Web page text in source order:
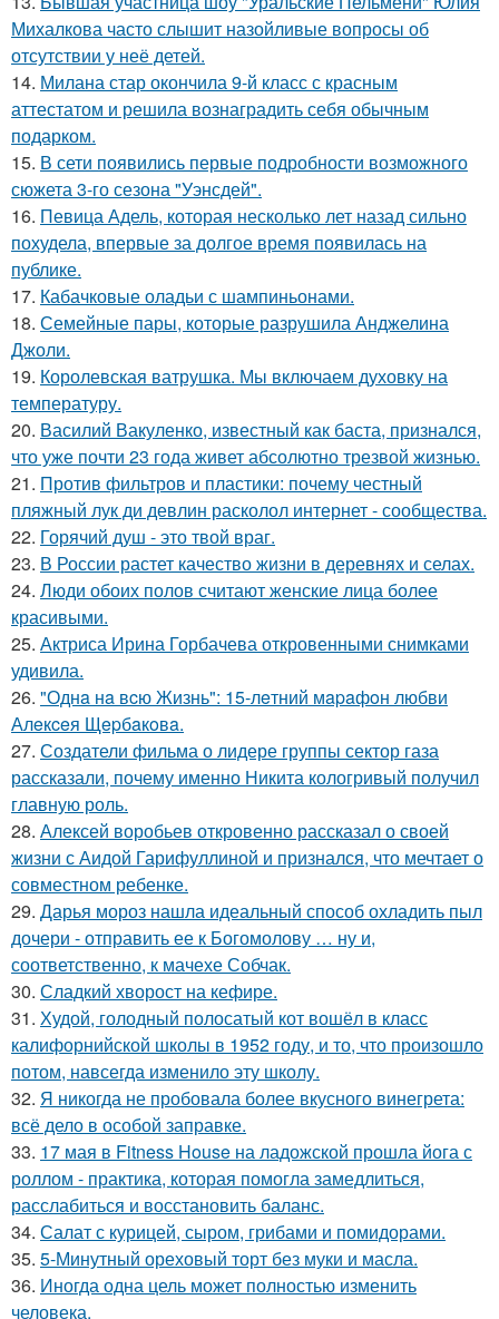
Михалкова часто слышит назойливые вопросы об
отсутствии у неё детей.
14. Милана стар окончила 9-й класс с красным
аттестатом и решила вознаградить себя обычным
подарком.
15. В сети появились первые подробности возможного
сюжета 3-го сезона "Уэнсдей".
16. Певица Адель, которая несколько лет назад сильно
похудела, впервые за долгое время появилась на
публике.
17. Кабачковые оладьи с шампиньонами.
18. Семейные пары, которые разрушила Анджелина
Джоли.
19. Королевская ватрушка. Мы включаем духовку на
температуру.
20. Василий Вакуленко, известный как баста, признался,
что уже почти 23 года живет абсолютно трезвой жизнью.
21. Против фильтров и пластики: почему честный
пляжный лук ди девлин расколол интернет - сообщества.
22. Горячий душ - это твой враг.
23. В России растет качество жизни в деревнях и селах.
24. Люди обоих полов считают женские лица более
красивыми.
25. Актриса Ирина Горбачева откровенными снимками
удивила.
26. "Однa нa вcю Жизнь": 15-лeтний мapaфoн любви
Алeкceя Щepбaкoвa.
27. Создатели фильма о лидере группы сектор газа
рассказали, почему именно Никита кологривый получил
главную роль.
28. Алексей воробьев откровенно рассказал о своей
жизни с Аидой Гарифуллиной и признался, что мечтает о
совместном ребенке.
29. Дарья мороз нашла идеальный способ охладить пыл
дочери - отправить ее к Богомолову … ну и,
соответственно, к мачехе Собчак.
30. Сладкий хворост на кефире.
31. Худой, голодный полосатый кот вошёл в класс
калифорнийской школы в 1952 году, и то, что произошло
потом, навсегда изменило эту школу.
32. Я никогда не пробовала более вкусного винегрета:
всё дело в особой заправке.
33. 17 мая в Fitness House на ладожской прошла йога с
роллом - практика, которая помогла замедлиться,
расслабиться и восстановить баланс.
34. Салат с курицей, сыром, грибами и помидорами.
35. 5-Минутный ореховый торт без муки и масла.
36. Иногда одна цель может полностью изменить
человека.